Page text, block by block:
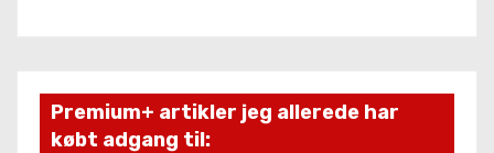
Premium+ artikler jeg allerede har
købt adgang til: